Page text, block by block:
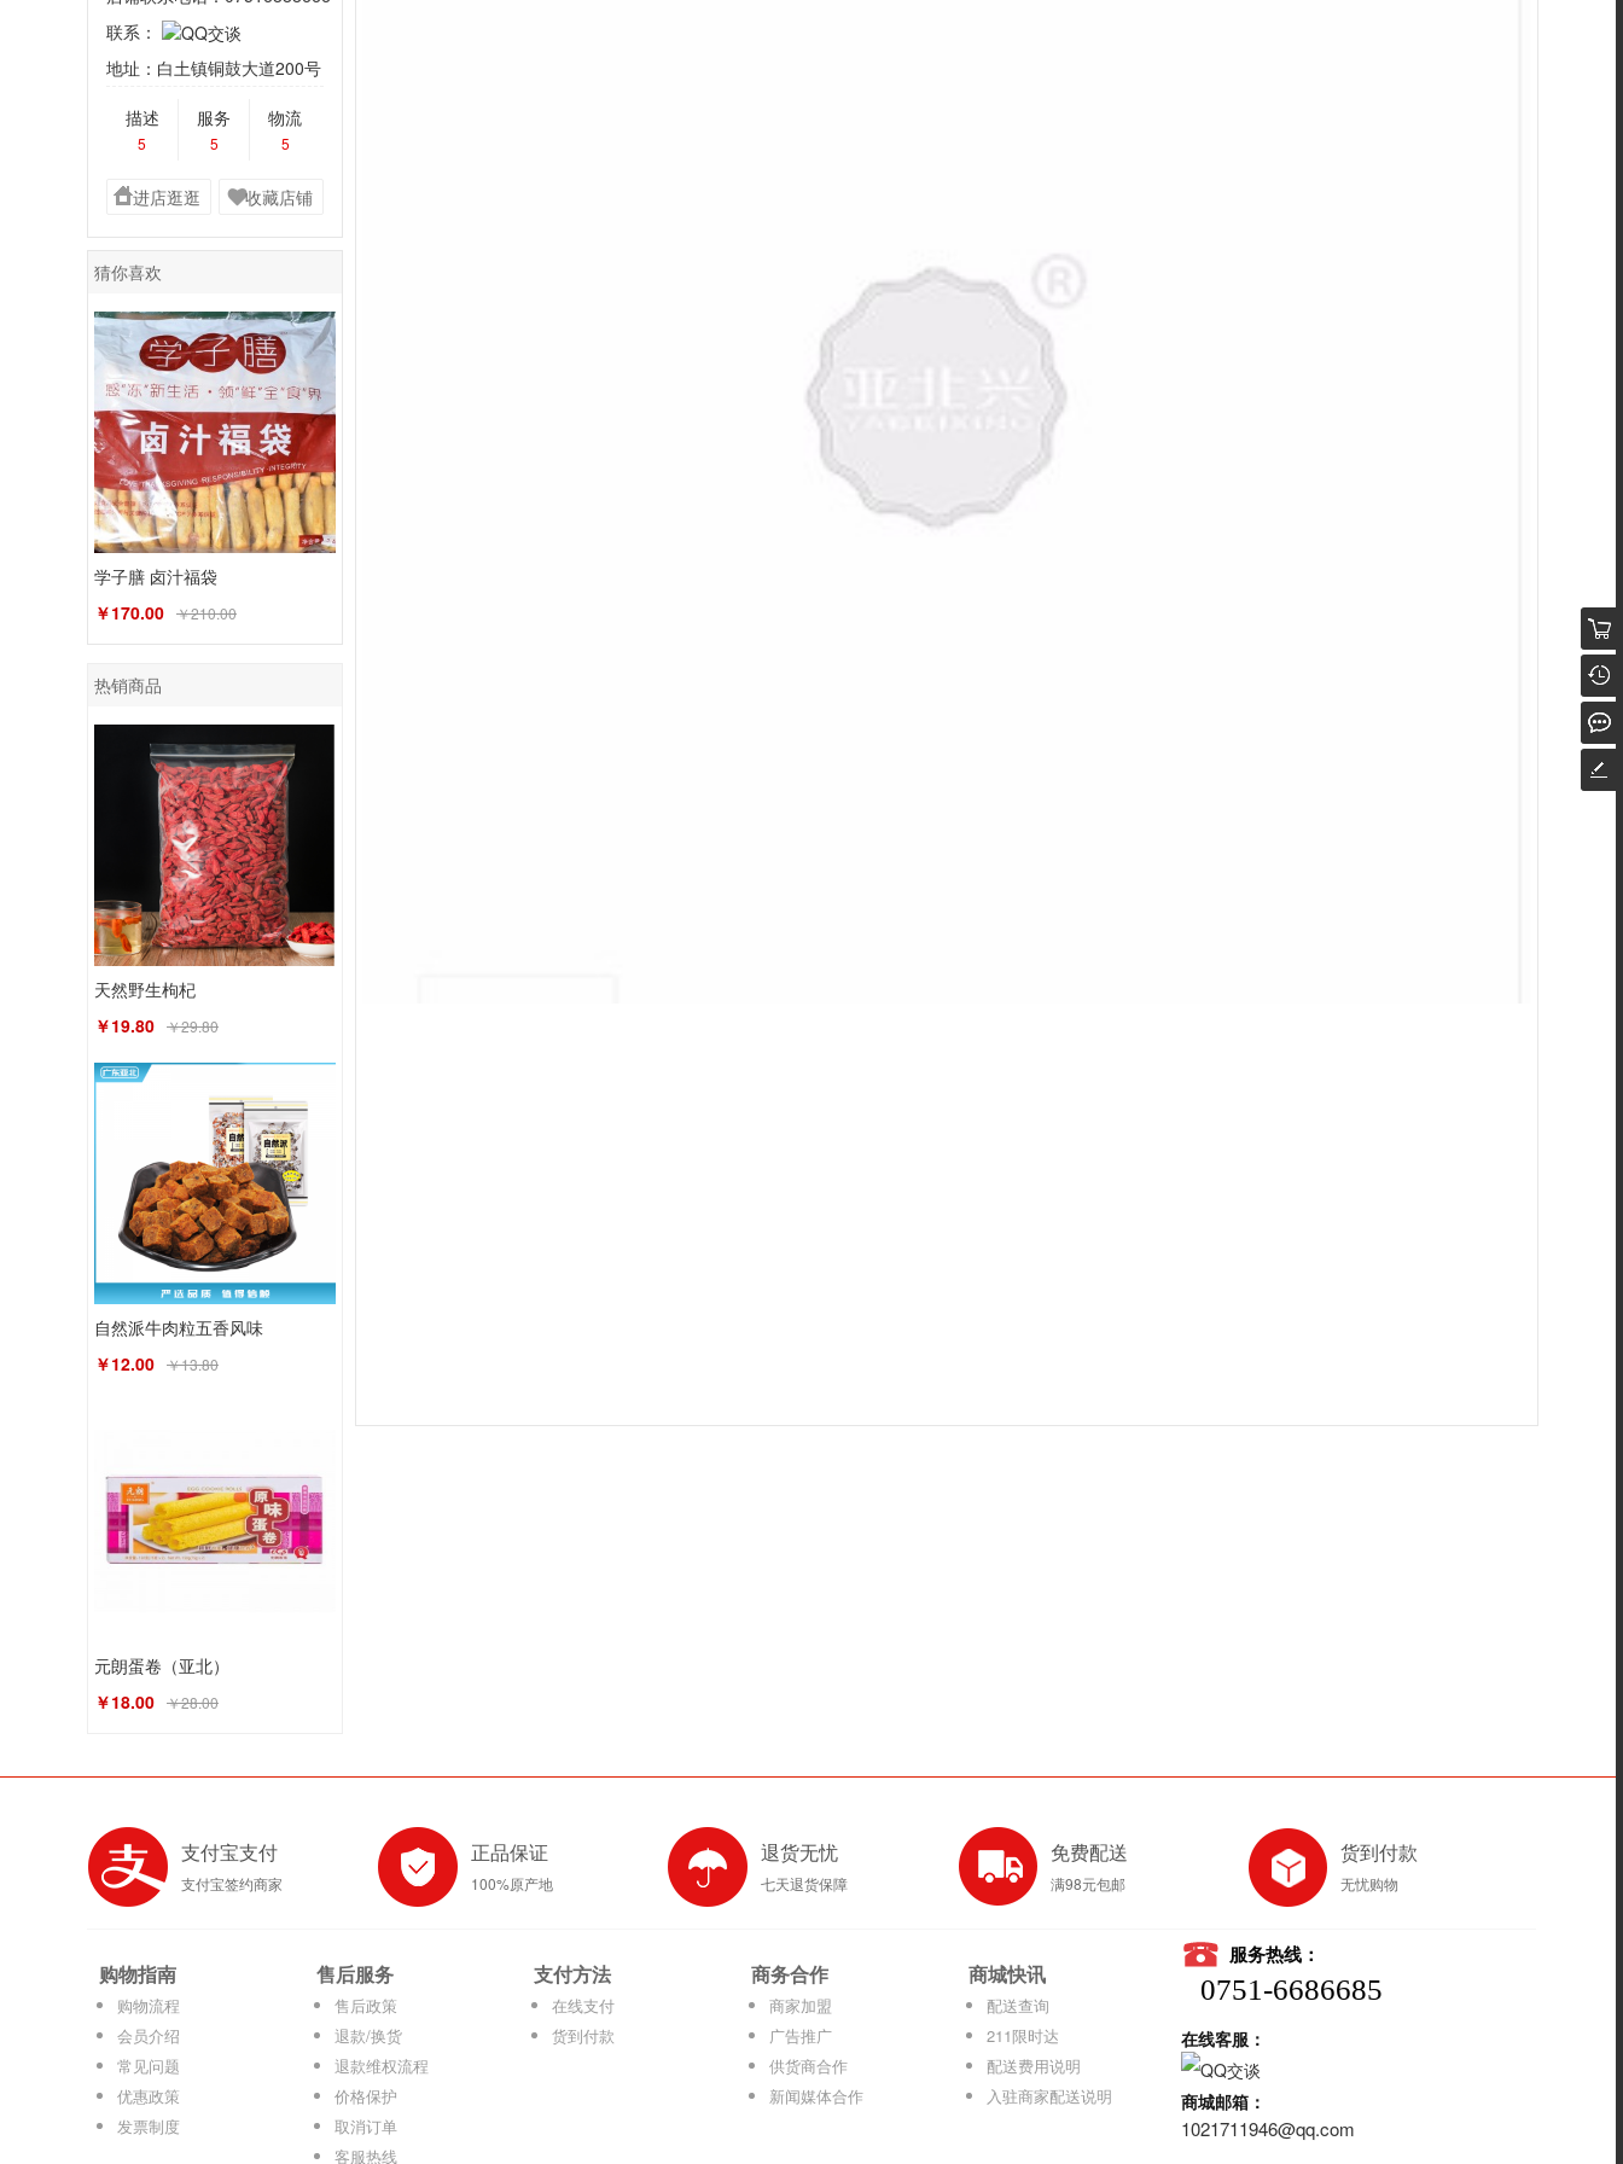
联系：
地址：白土镇铜鼓大道200号
描述
5
服务
5
物流
5
进店逛逛 收藏店铺
猜你喜欢
学子膳 卤汁福袋
￥170.00 ￥210.00
热销商品
天然野生枸杞
￥19.80 ￥29.80
自然派牛肉粒五香风味
￥12.00 ￥13.80
元朗蛋卷（亚北）
￥18.00 ￥28.00
支付宝支付
支付宝签约商家
正品保证
100%原产地
退货无忧
七天退货保障
免费配送
满98元包邮
货到付款
无忧购物
购物指南
购物流程
会员介绍
常见问题
优惠政策
发票制度
售后服务
售后政策
退款/换货
退款维权流程
价格保护
取消订单
客服热线
支付方法
在线支付
货到付款
商务合作
商家加盟
广告推广
供货商合作
新闻媒体合作
商城快讯
配送查询
211限时达
配送费用说明
入驻商家配送说明
服务热线：
0751-6686685
在线客服：
商城邮箱：
1021711946@qq.com